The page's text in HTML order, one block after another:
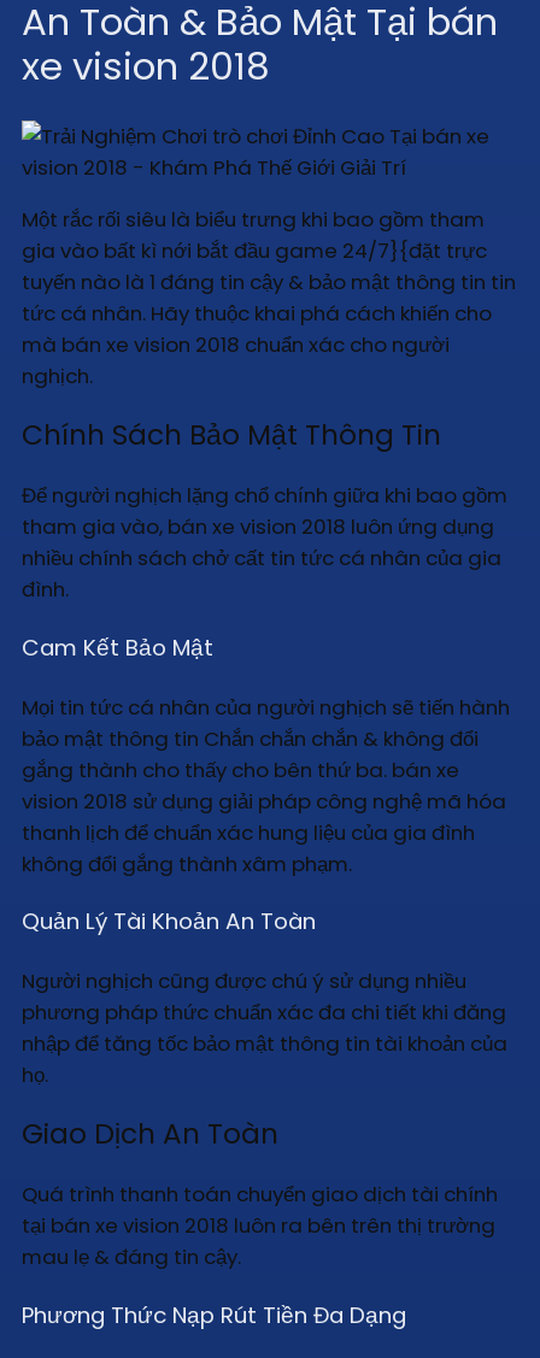
An Toàn & Bảo Mật Tại bán
xe vision 2018
Một rắc rối siêu là biểu trưng khi bao gồm tham
gia vào bất kì nới bắt đầu game 24/7}{đặt trực
tuyến nào là 1 đáng tin cậy & bảo mật thông tin tin
tức cá nhân. Hãy thuộc khai phá cách khiến cho
mà bán xe vision 2018 chuẩn xác cho người
nghịch.
Chính Sách Bảo Mật Thông Tin
Để người nghịch lặng chổ chính giữa khi bao gồm
tham gia vào, bán xe vision 2018 luôn ứng dụng
nhiều chính sách chở cất tin tức cá nhân của gia
đình.
Cam Kết Bảo Mật
Mọi tin tức cá nhân của người nghịch sẽ tiến hành
bảo mật thông tin Chắn chắn chắn & không đổi
gắng thành cho thấy cho bên thứ ba. bán xe
vision 2018 sử dụng giải pháp công nghệ mã hóa
thanh lịch để chuẩn xác hung liệu của gia đình
không đổi gắng thành xâm phạm.
Quản Lý Tài Khoản An Toàn
Người nghịch cũng được chú ý sử dụng nhiều
phương pháp thức chuẩn xác đa chi tiết khi đăng
nhập để tăng tốc bảo mật thông tin tài khoản của
họ.
Giao Dịch An Toàn
Quá trình thanh toán chuyển giao dịch tài chính
tại bán xe vision 2018 luôn ra bên trên thị trường
mau lẹ & đáng tin cậy.
Phương Thức Nạp Rút Tiền Đa Dạng